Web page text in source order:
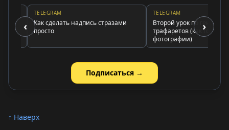
‹
TELEGRAM
Как сделать надпись стразами
просто
TELEGRAM
Второй урок по генератору
трафаретов (как готовить
фотографии)
›
Подписаться →
↑ Наверх